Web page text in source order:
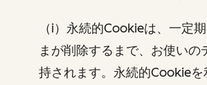
（i）永続的Cookieは、一定
まが削除するまで、お使いの
持されます。永続的Cookie